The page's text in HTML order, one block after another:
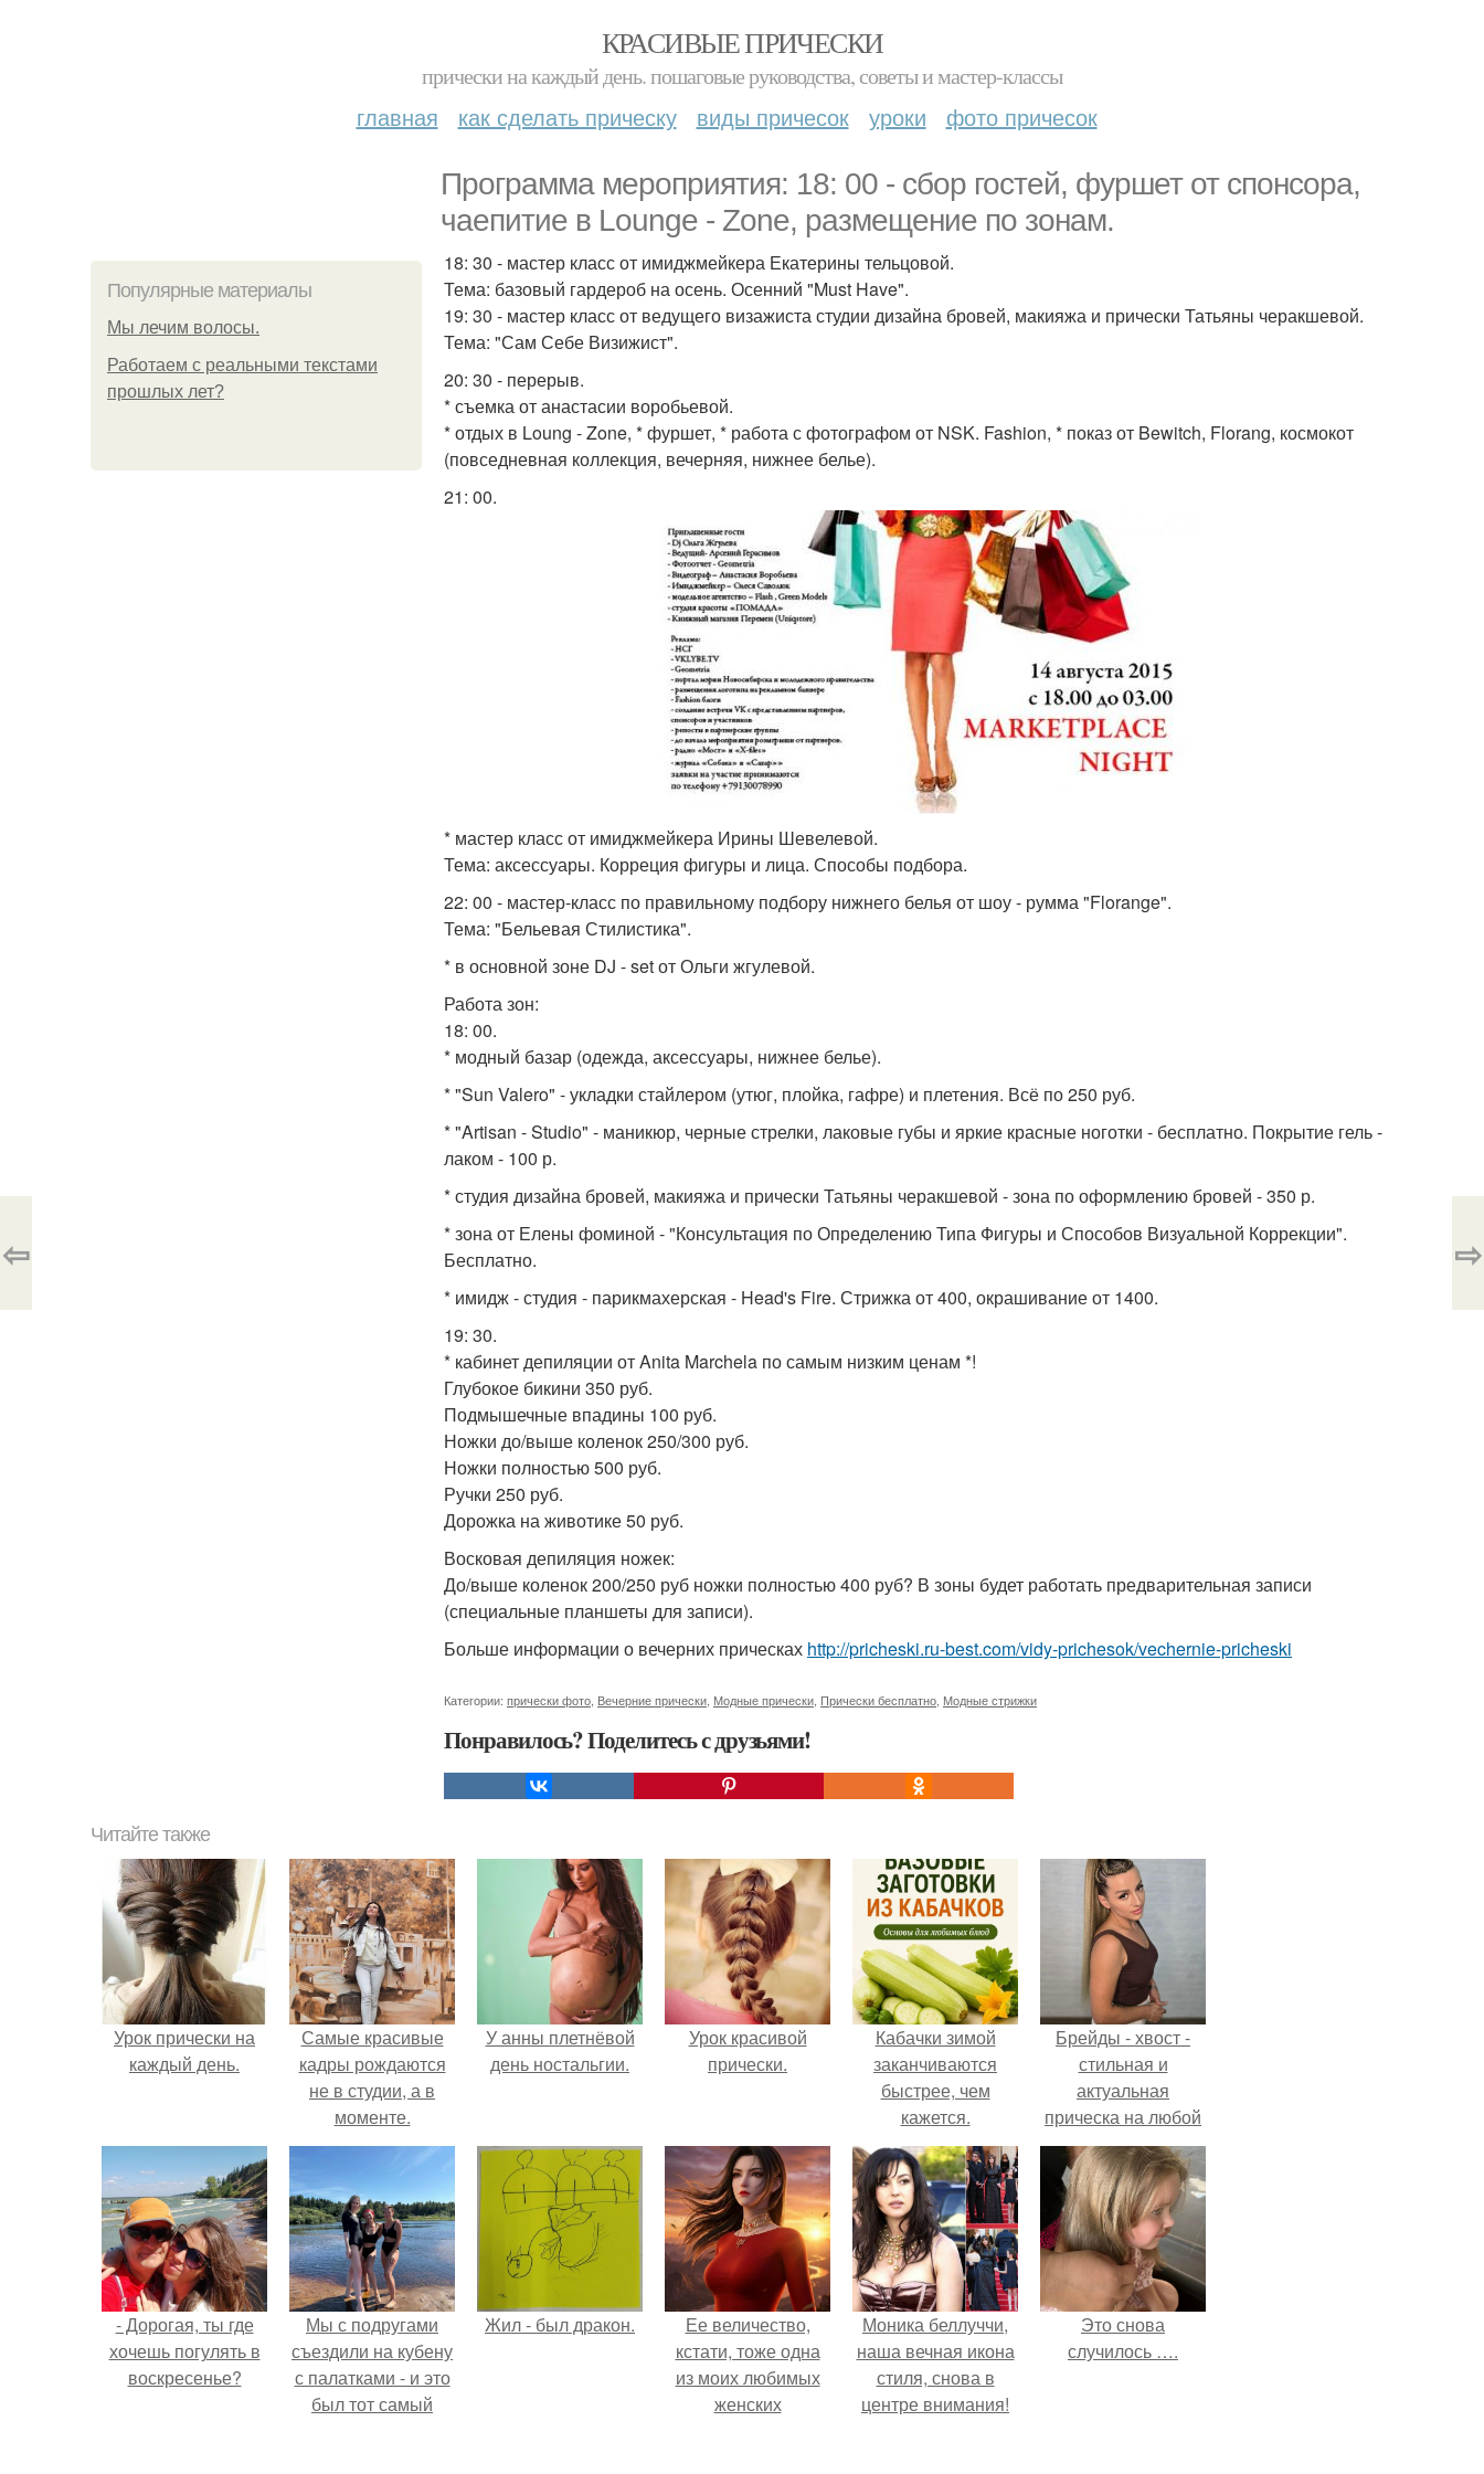
КРАСИВЫЕ ПРИЧЕСКИ
прически на каждый день. пошаговые руководства, советы и мастер-классы
главная как сделать прическу виды причесок уроки фото причесок
Программа мероприятия: 18: 00 - сбор гостей, фуршет от спонсора,
чаепитие в Lounge - Zone, размещение по зонам.
Популярные материалы
Мы лечим волосы.
Работаем с реальными текстами
прошлых лет?
18: 30 - мастер класс от имиджмейкера Екатерины тельцовой.
Тема: базовый гардероб на осень. Осенний "Must Have".
19: 30 - мастер класс от ведущего визажиста студии дизайна бровей, макияжа и прически Татьяны черакшевой.
Тема: "Сам Себе Визижист".
20: 30 - перерыв.
* съемка от анастасии воробьевой.
* отдых в Loung - Zone, * фуршет, * работа с фотографом от NSK. Fashion, * показ от Bewitch, Florang, космокот
(повседневная коллекция, вечерняя, нижнее белье).
21: 00.
* мастер класс от имиджмейкера Ирины Шевелевой.
Тема: аксессуары. Корреция фигуры и лица. Способы подбора.
22: 00 - мастер-класс по правильному подбору нижнего белья от шоу - румма "Florange".
Тема: "Бельевая Стилистика".
* в основной зоне DJ - set от Ольги жгулевой.
Работа зон:
18: 00.
* модный базар (одежда, аксессуары, нижнее белье).
* "Sun Valero" - укладки стайлером (утюг, плойка, гафре) и плетения. Всё по 250 руб.
* "Artisan - Studio" - маникюр, черные стрелки, лаковые губы и яркие красные ноготки - бесплатно. Покрытие гель -
лаком - 100 р.
* студия дизайна бровей, макияжа и прически Татьяны черакшевой - зона по оформлению бровей - 350 р.
* зона от Елены фоминой - "Консультация по Определению Типа Фигуры и Способов Визуальной Коррекции".
Бесплатно.
* имидж - студия - парикмахерская - Head's Fire. Стрижка от 400, окрашивание от 1400.
19: 30.
* кабинет депиляции от Anita Marchela по самым низким ценам *!
Глубокое бикини 350 руб.
Подмышечные впадины 100 руб.
Ножки до/выше коленок 250/300 руб.
Ножки полностью 500 руб.
Ручки 250 руб.
Дорожка на животике 50 руб.
Восковая депиляция ножек:
До/выше коленок 200/250 руб ножки полностью 400 руб? В зоны будет работать предварительная записи
(специальные планшеты для записи).
Больше информации о вечерних прическах http://pricheski.ru-best.com/vidy-prichesok/vechernie-pricheski
Категории: прически фото Вечерние прически Модные прически Прически бесплатно Модные стрижки
Понравилось? Поделитесь с друзьями!
⇦ ⇨
Читайте также
Урок прически на
каждый день.
Самые красивые
кадры рождаются
не в студии, а в
моменте.
У анны плетнёвой
день ностальгии.
Урок красивой
прически.
Кабачки зимой
заканчиваются
быстрее, чем
кажется.
Брейды - хвост -
стильная и
актуальная
прическа на любой
случай.
- Дорогая, ты где
хочешь погулять в
воскресенье?
Мы с подругами
съездили на кубену
с палатками - и это
был тот самый
Жил - был дракон.
Ее величество,
кстати, тоже одна
из моих любимых
женских
Моника беллуччи,
наша вечная икона
стиля, снова в
центре внимания!
Это снова
случилось ….